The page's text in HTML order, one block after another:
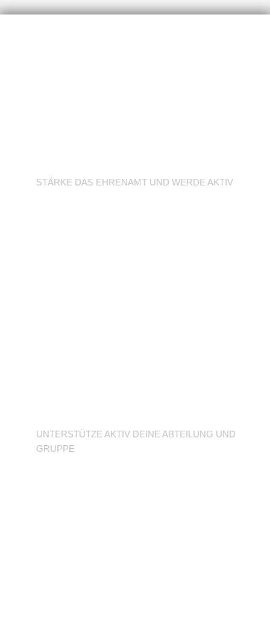
STÄRKE DAS EHRENAMT UND WERDE AKTIV
UNTERSTÜTZE AKTIV DEINE ABTEILUNG UND
GRUPPE